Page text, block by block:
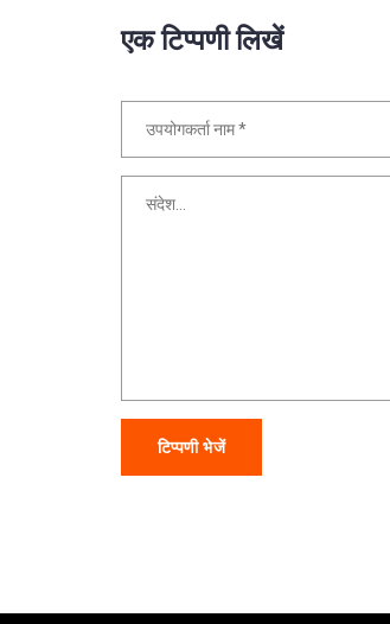
एक टिप्पणी लिखें
टिप्पणी भेजें